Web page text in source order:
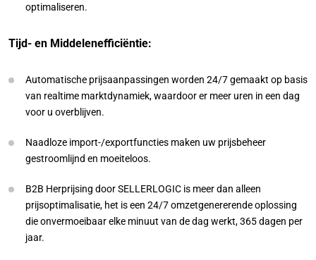
optimaliseren.
Tijd- en Middelenefficiëntie:
Automatische prijsaanpassingen worden 24/7 gemaakt op basis
van realtime marktdynamiek, waardoor er meer uren in een dag
voor u overblijven.
Naadloze import-/exportfuncties maken uw prijsbeheer
gestroomlijnd en moeiteloos.
B2B Herprijsing door SELLERLOGIC is meer dan alleen
prijsoptimalisatie, het is een 24/7 omzetgenererende oplossing
die onvermoeibaar elke minuut van de dag werkt, 365 dagen per
jaar.